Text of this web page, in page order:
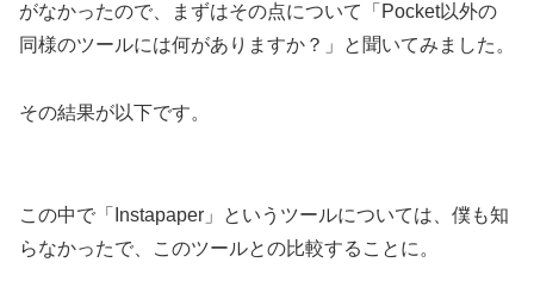
がなかったので、まずはその点について「Pocket以外の
同様のツールには何がありますか？」と聞いてみました。
その結果が以下です。
この中で「Instapaper」というツールについては、僕も知
らなかったで、このツールとの比較することに。